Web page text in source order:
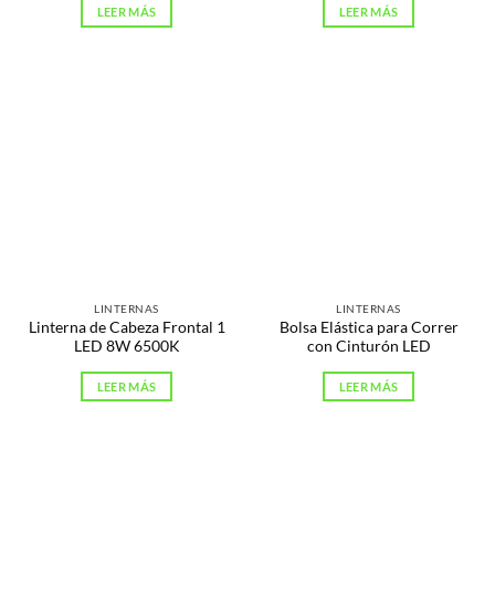
LEER MÁS LEER MÁS
LINTERNAS
Linterna de Cabeza Frontal 1
LED 8W 6500K
LEER MÁS
LINTERNAS
Bolsa Elástica para Correr
con Cinturón LED
LEER MÁS